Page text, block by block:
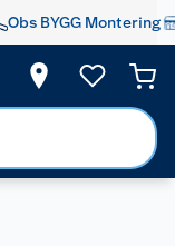
Obs BYGG Montering